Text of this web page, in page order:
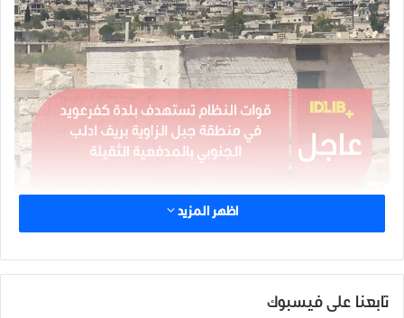
شارك هذا الموضوع:
اظهر المزيد
تابعنا على فيسبوك